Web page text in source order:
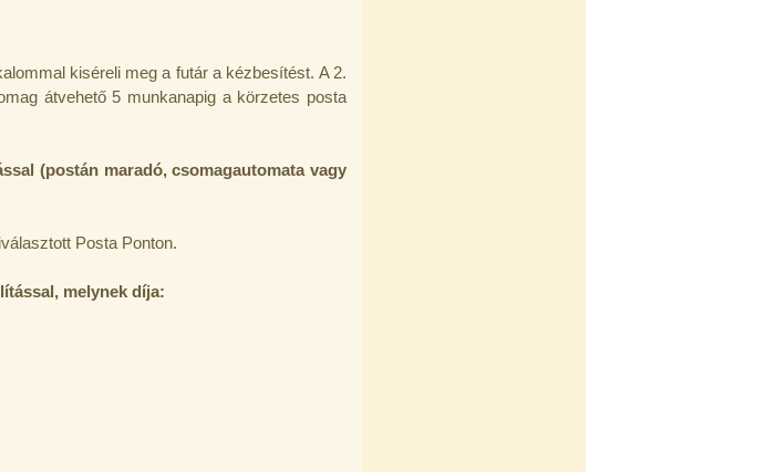
kiséreli meg a futár a kézbesítést. A 2.
átvehető 5 munkanapig a körzetes posta
(postán maradó, csomagautomata vagy
Posta Ponton.
melynek díja: